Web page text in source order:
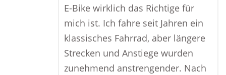
E-Bike wirklich das Richtige für
mich ist. Ich fahre seit Jahren ein
klassisches Fahrrad, aber längere
Strecken und Anstiege wurden
zunehmend anstrengender. Nach